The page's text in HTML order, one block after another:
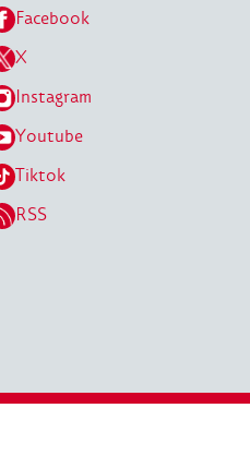
Facebook
X
Instagram
Youtube
Tiktok
RSS